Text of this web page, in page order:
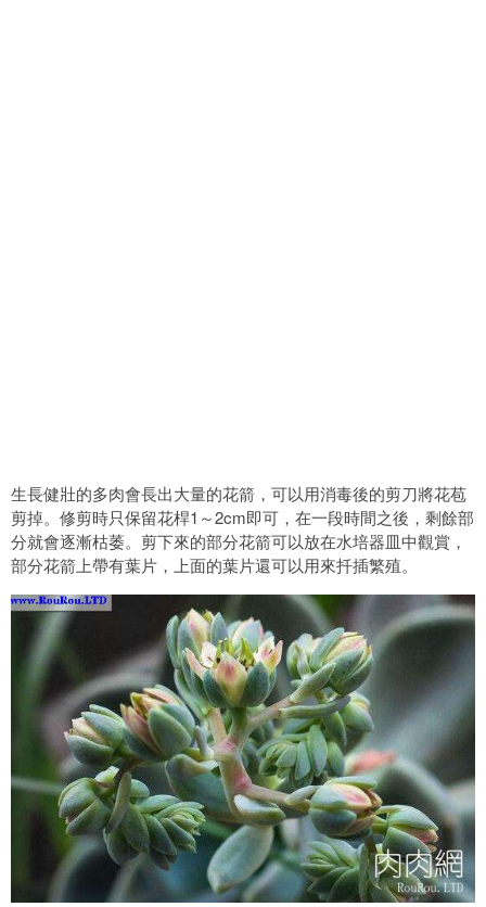
生長健壯的多肉會長出大量的花箭，可以用消毒後的剪刀將花苞
剪掉。修剪時只保留花桿1～2cm即可，在一段時間之後，剩餘部
分就會逐漸枯萎。剪下來的部分花箭可以放在水培器皿中觀賞，
部分花箭上帶有葉片，上面的葉片還可以用來扦插繁殖。